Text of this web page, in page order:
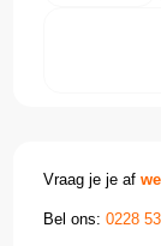
Vraag je je af
Bel ons:0228